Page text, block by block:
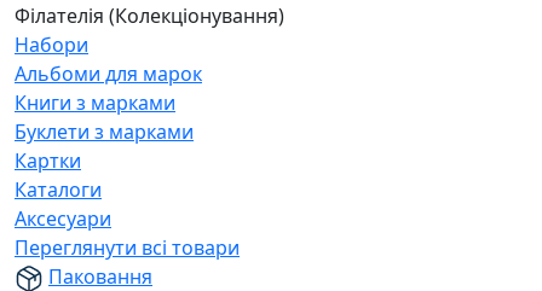
Філателія (Колекціонування)
Набори
Альбоми для марок
Книги з марками
Буклети з марками
Картки
Каталоги
Аксесуари
Переглянути всі товари
Паковання